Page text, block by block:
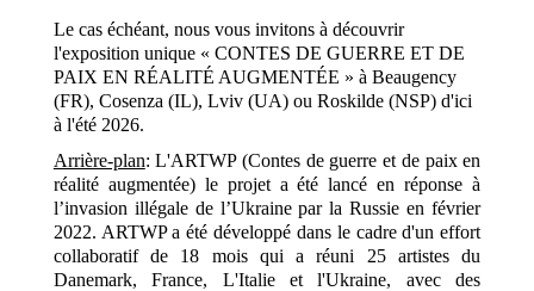
Le cas échéant, nous vous invitons à découvrir
l'exposition unique « CONTES DE GUERRE ET DE
PAIX EN RÉALITÉ AUGMENTÉE » à Beaugency
(FR), Cosenza (IL), Lviv (UA) ou Roskilde (NSP) d'ici
à l'été 2026.
Arrière-plan: L'ARTWP (Contes de guerre et de paix en
réalité augmentée) le projet a été lancé en réponse à
l’invasion illégale de l’Ukraine par la Russie en février
2022. ARTWP a été développé dans le cadre d'un effort
collaboratif de 18 mois qui a réuni 25 artistes du
Danemark, France, L'Italie et l'Ukraine, avec des